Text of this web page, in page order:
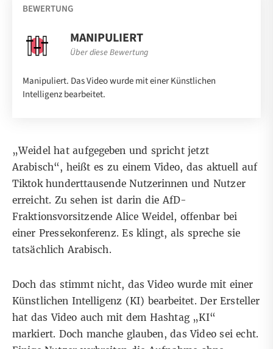
BEWERTUNG
MANIPULIERT
Über diese Bewertung
Manipuliert. Das Video wurde mit einer Künstlichen
Intelligenz bearbeitet.
„Weidel hat aufgegeben und spricht jetzt
Arabisch“, heißt es zu einem Video, das aktuellauf
Tiktokhunderttausende Nutzerinnen und Nutzer
erreicht. Zu sehen ist darin die AfD-
Fraktionsvorsitzende Alice Weidel, offenbar bei
einer Pressekonferenz. Es klingt, als spreche sie
tatsächlich Arabisch.
Doch das stimmt nicht, das Video wurde mit einer
Künstlichen Intelligenz (KI) bearbeitet. Der Ersteller
hat das Video auch mit dem Hashtag „KI“
markiert. Doch manche glauben, das Video sei echt.